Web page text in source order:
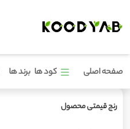
صفحه اصلی کود ها برند ها
رنج قیمتی محصول